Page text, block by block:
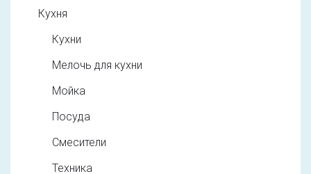
Кухня
Кухни
Мелочь для кухни
Мойка
Посуда
Смесители
Техника